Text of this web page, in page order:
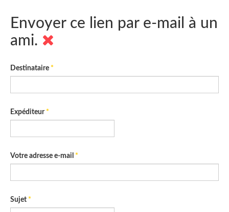
Envoyer ce lien par e-mail à un
ami.
Destinataire *
Expéditeur*
Votre adresse e-mail *
Sujet *